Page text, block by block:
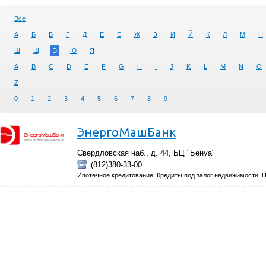
Все
А Б В Г Д Е Ё Ж З И Й К Л М Н
Ш Щ Э Ю Я
A B C D E F G H I J K L M N O
Z
0 1 2 3 4 5 6 7 8 9
ЭнергоМашБанк
Свердловская наб., д. 44, БЦ "Бенуа"
(812)380-33-00
Ипотечное кредитование, Кредиты под залог недвижимости,